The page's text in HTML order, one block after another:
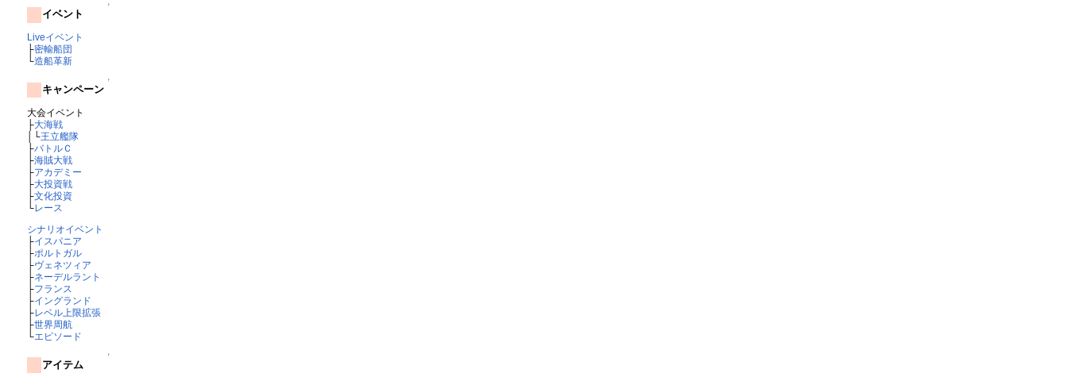
↑
イベント
Liveイベント
├密輸船団
└造船革新
↑
キャンペーン
大会イベント
├大海戦
│└王立艦隊
├バトルＣ
├海賊大戦
├アカデミー
├大投資戦
├文化投資
└レース
シナリオイベント
├イスパニア
├ポルトガル
├ヴェネツィア
├ネーデルラント
├フランス
├イングランド
├レベル上限拡張
├世界周航
└エピソード
↑
アイテム